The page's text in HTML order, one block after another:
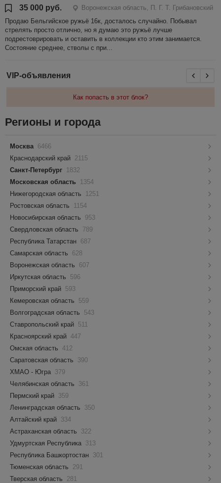
35 000 руб.
Воронежская область, П. Г. Т. Грибановский
Продаю Бельгийское ружьё 16к, досталось случайно. Побывал
стрелять просто отлично, но я думаю это ружьё лучше
подрестоврировать и оставить в коллекции кто этим занимается.
Состояние среднее, стволы с при...
VIP-объявления
Как попасть в этот блок?
Регионы и города
Москва 6466
Краснодарский край 2115
Санкт-Петербург 1832
Московская область 1354
Нижегородская область
1251
Ростовская область
1154
Новосибирская область
953
Свердловская область
789
Республика Татарстан 687
Самарская область
628
Воронежская область
607
Иркутская область
596
Приморский край 593
Кемеровская область
559
Волгоградская область
543
Ставропольский край 511
Красноярский край 447
Омская область 412
Саратовская область
390
ХМАО - Югра 379
Челябинская область
361
Пермский край 359
Ленинградская область
350
Алтайский край 334
Астраханская область
322
Удмуртская Республика 313
Республика Башкортостан 301
Тюменская область
291
Тверская область
281